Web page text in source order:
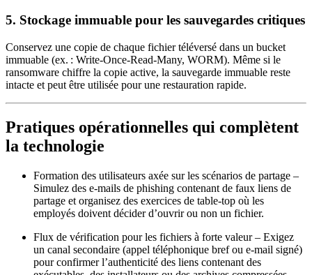
5. Stockage immuable pour les sauvegardes critiques
Conservez une copie de chaque fichier téléversé dans un bucket
immuable (ex. : Write‑Once‑Read‑Many, WORM). Même si le
ransomware chiffre la copie active, la sauvegarde immuable reste
intacte et peut être utilisée pour une restauration rapide.
Pratiques opérationnelles qui complètent
la technologie
Formation des utilisateurs axée sur les scénarios de partage –
Simulez des e‑mails de phishing contenant de faux liens de
partage et organisez des exercices de table‑top où les
employés doivent décider d’ouvrir ou non un fichier.
Flux de vérification pour les fichiers à forte valeur– Exigez
un canal secondaire (appel téléphonique bref ou e‑mail signé)
pour confirmer l’authenticité des liens contenant des